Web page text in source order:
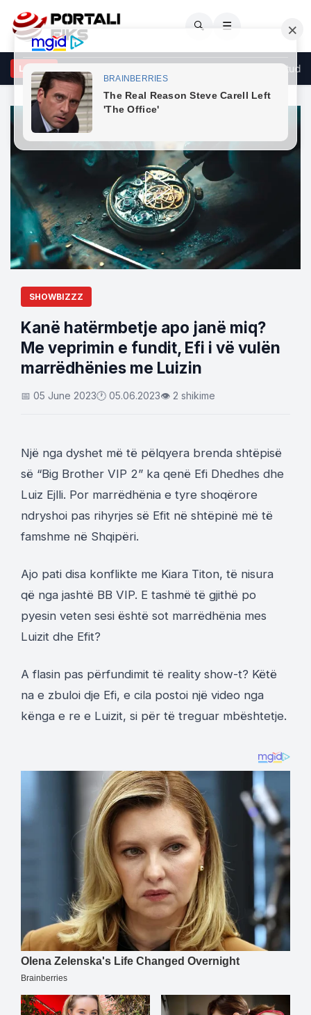
🔍 ☰
LAJME
dekada na thanë të zgjidhnim qumështin me pak yndyrë, studimi
SHOWBIZZZ
Kanë hatërmbetje apo janë miq?
Me veprimin e fundit, Efi i vë vulën
marrëdhënies me Luizin
📅 05 June 2023🕐 05.06.2023👁 2 shikime
Një nga dyshet më të pëlqyera brenda shtëpisë
së “Big Brother VIP 2” ka qenë Efi Dhedhes dhe
Luiz Ejlli. Por marrëdhënia e tyre shoqërore
ndryshoi pas rihyrjes së Efit në shtëpinë më të
famshme në Shqipëri.
Ajo pati disa konflikte me Kiara Titon, të nisura
që nga jashtë BB VIP. E tashmë të gjithë po
pyesin veten sesi është sot marrëdhënia mes
Luizit dhe Efit?
A flasin pas përfundimit të reality show-t? Këtë
na e zbuloi dje Efi, e cila postoi një video nga
kënga e re e Luizit, si për të treguar mbështetje.